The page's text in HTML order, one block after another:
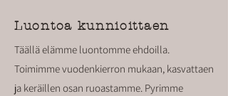
Luontoa kunnioittaen
Täällä elämme luontomme ehdoilla.
Toimimme vuodenkierron mukaan, kasvattaen
ja keräillen osan ruoastamme. Pyrimme